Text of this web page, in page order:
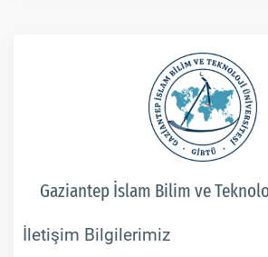
Gaziantep İslam Bilim ve
İletişim Bilgilerimiz